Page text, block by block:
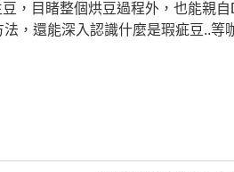
，目睹整個烘豆過程外，也能親
，還能深入認識什麼是瑕疵豆..等